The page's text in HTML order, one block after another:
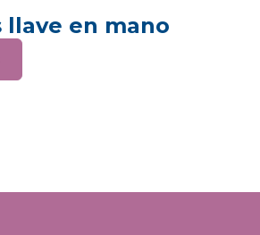
llave en mano